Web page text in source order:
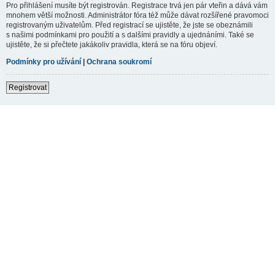
Pro přihlášení musíte být registrován. Registrace trvá jen pár vteřin a dává vám
mnohem větší možnosti. Administrátor fóra též může dávat rozšířené pravomoci
registrovaným uživatelům. Před registrací se ujistěte, že jste se obeznámili
s našimi podmínkami pro použití a s dalšími pravidly a ujednáními. Také se
ujistěte, že si přečtete jakákoliv pravidla, která se na fóru objeví.
Podmínky pro užívání | Ochrana soukromí
Registrovat